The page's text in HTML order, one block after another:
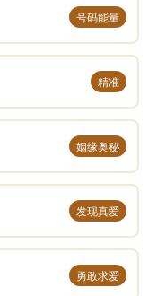
号码能量
精准
姻缘奥秘
发现真爱
勇敢求爱